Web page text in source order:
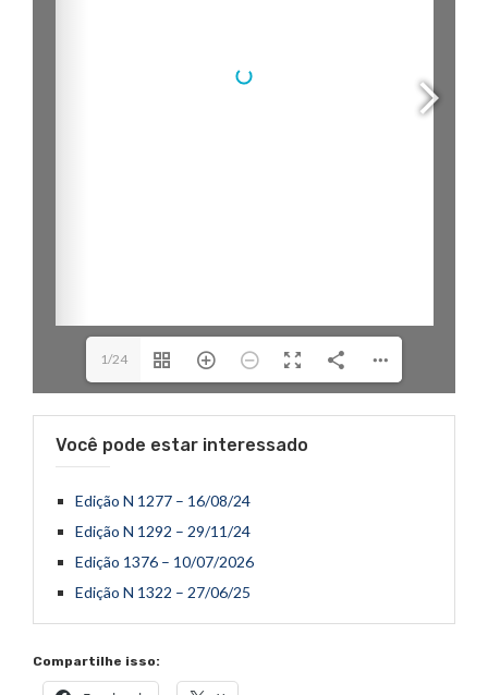
1/24
Você pode estar interessado
Edição N 1277 – 16/08/24
Edição N 1292 – 29/11/24
Edição 1376 – 10/07/2026
Edição N 1322 – 27/06/25
Compartilhe isso: